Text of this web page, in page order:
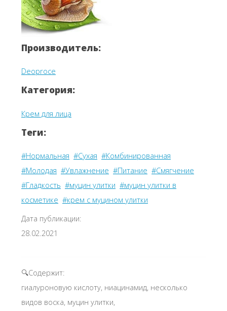
Производитель:
Deoproce
Категория:
Крем для лица
Теги:
#Нормальная #Сухая #Комбинированная
#Молодая #Увлажнение #Питание #Смягчение
#Гладкость #муцин улитки #муцин улитки в
косметике #крем с муцином улитки
Дата публикации:
28.02.2021
🔍Содержит:
гиалуроновую кислоту, ниацинамид, несколько
видов воска, муцин улитки,